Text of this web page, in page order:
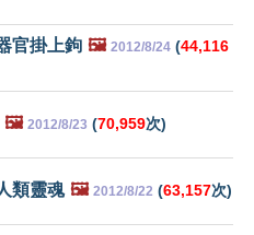
官掛上鉤 🖼️ 2012/8/24 (44,116
🖼️ 2012/8/23 (70,959次)
類靈魂 🖼️ 2012/8/22 (63,157次)